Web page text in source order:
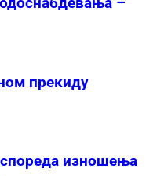
прекиду
изношења